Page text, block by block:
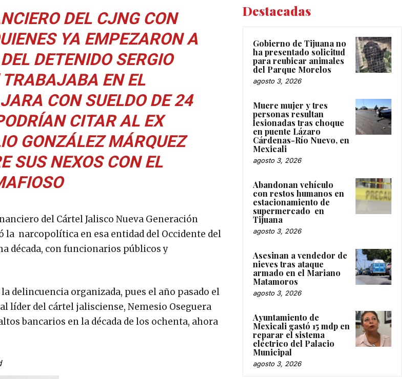
DEL CJNG CON
YA EMPEZARON A
DETENIDO SERGIO
EN EL
CON SUELDO DE 24
CITAR AL EX
GONZÁLEZ MÁRQUEZ
SUS NEXOS CON EL
del Cártel Jalisco Nueva Generación
la narcopolítica en esa entidad del Occidente del
década, con funcionarios públicos y
delincuencia organizada, pues el año pasado el
líder del cártel jalisciense, Nemesio Oseguera
bancarios en la década de los ochenta, ahora
Destacadas
Gobierno de Tijuana no
ha presentado solicitud
para reubicar animales
del Parque Morelos
agosto 3, 2026
Muere mujer y tres
personas resultan
lesionadas tras choque
en puente Lázaro
Cárdenas-Río Nuevo, en
Mexicali
agosto 3, 2026
Abandonan vehículo
con restos humanos en
estacionamiento de
supermercado en
Tijuana
agosto 3, 2026
Asesinan a vendedor de
nieves tras ataque
armado en el Mariano
Matamoros
agosto 3, 2026
Ayuntamiento de
Mexicali gastó 15 mdp en
reparar el sistema
eléctrico del Palacio
Municipal
agosto 3, 2026